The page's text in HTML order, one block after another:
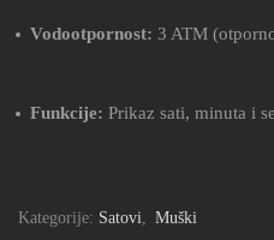
Vodootpornost: 3 ATM
Funkcije: Prikaz sati, minuta i
Kategorije: Satovi, Muški